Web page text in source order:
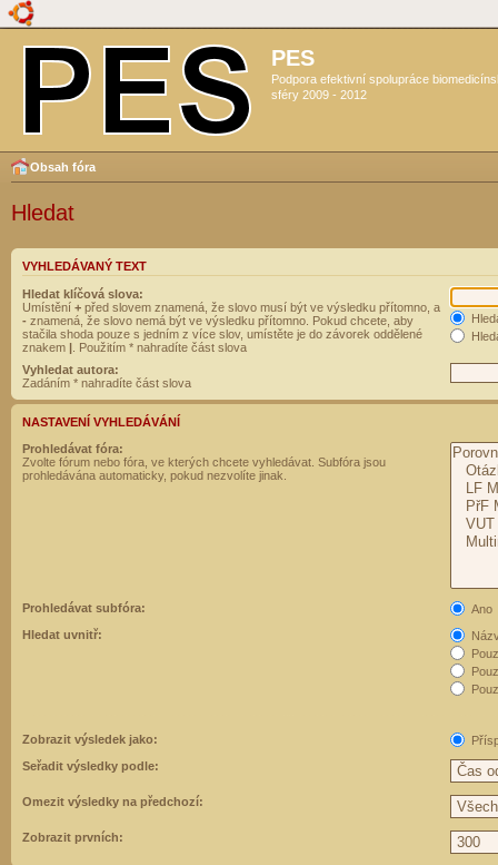
PES
Podpora efektivní spolupráce
sféry 2009 - 2012
Obsah fóra
Hledat
VYHLEDÁVANÝ TEXT
Hledat klíčová slova:
Umístění + před slovem znamená, že slovo musí být ve výsledku přítomno, a
- znamená, že slovo nemá být ve výsledku přítomno. Pokud chcete, aby
stačila shoda pouze s jedním z více slov, umístěte je do závorek oddělené
znakem | . Použitím * nahradíte část slova
Vyhledat autora:
Zadáním * nahradíte část slova
NASTAVENÍ VYHLEDÁVÁNÍ
Prohledávat fóra:
Zvolte fórum nebo fóra, ve kterých chcete vyhledávat. Subfóra jsou
prohledávána automaticky, pokud nezvolíte jinak.
Prohledávat subfóra:
Ano
Hledat uvnitř:
Zobrazit výsledek jako:
Seřadit výsledky podle:
Omezit výsledky na předchozí:
Zobrazit prvních: